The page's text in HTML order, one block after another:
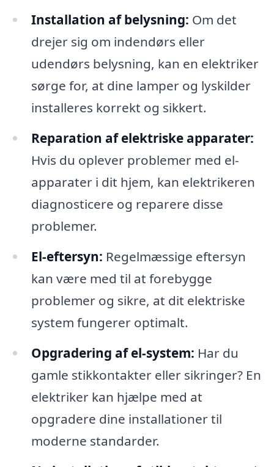
Installation af belysning: Om det
drejer sig om indendørs eller
udendørs belysning, kan en elektriker
sørge for, at dine lamper og lyskilder
installeres korrekt og sikkert.
Reparation af elektriske apparater:
Hvis du oplever problemer med el-
apparater i dit hjem, kan elektrikeren
diagnosticere og reparere disse
problemer.
El-eftersyn: Regelmæssige eftersyn
kan være med til at forebygge
problemer og sikre, at dit elektriske
system fungerer optimalt.
Opgradering af el-system: Har du
gamle stikkontakter eller sikringer? En
elektriker kan hjælpe med at
opgradere dine installationer til
moderne standarder.